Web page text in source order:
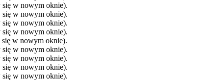
w nowym oknie).
w nowym oknie).
w nowym oknie).
w nowym oknie).
w nowym oknie).
w nowym oknie).
w nowym oknie).
w nowym oknie).
w nowym oknie).